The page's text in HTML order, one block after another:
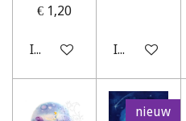
€ 1,20
In winkelwagenIn
nieuw